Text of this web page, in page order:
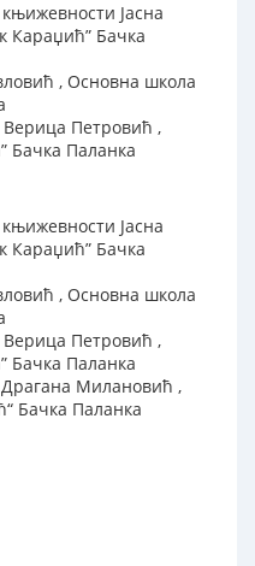
Јасна
Караџић” Бачка
, Основна школа
Верица Петровић ,
Бачка Паланка
Јасна
Караџић” Бачка
, Основна школа
Верица Петровић ,
Бачка Паланка
Милановић ,
Бачка Паланка